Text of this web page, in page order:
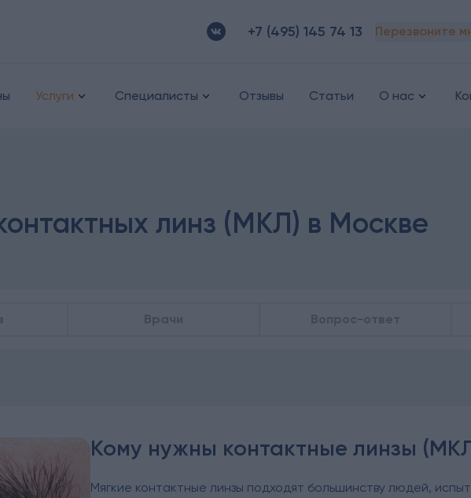
+7 (495) 145 74 13 Перезвоните
Услуги Специалисты Отзывы Статьи О нас
линз (МКЛ) в Москве
Кому нужны контактные линзы
Мягкие контактные линзы подходят большинству людей,